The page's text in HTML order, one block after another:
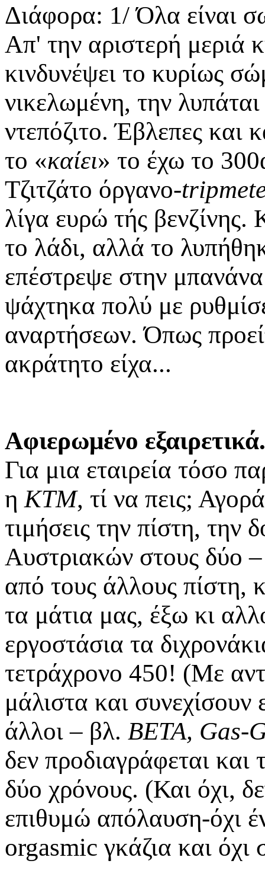
Διάφορα: 1/ Όλα είναι
Απ' την αριστερή μεριά
κινδυνέψει το κυρίως
νικελωμένη, την
ντεπόζιτο. Έβλεπες και
το «καίει» το έχω το
Tζιτζάτο όργανο-
λίγα ευρώ τής βενζίνης.
το λάδι, αλλά το
επέστρεψε στην
ψάχτηκα πολύ με
αναρτήσεων. Όπως
ακράτητο είχα...
Αφιερωμένο
Για μια εταιρεία τόσο
η ΚΤΜ, τί να πεις;
τιμήσεις την πίστη, την
Αυστριακών στους δύο
από τους άλλους πίστη,
τα μάτια μας, έξω κι
εργοστάσια τα
τετράχρονο 450! (Με
μάλιστα και
άλλοι – βλ. BETA, Gas-
δεν προδιαγράφεται
δύο χρόνους. (Και όχι,
επιθυμώ απόλαυση-όχι
orgasmic γκάζια και όχι